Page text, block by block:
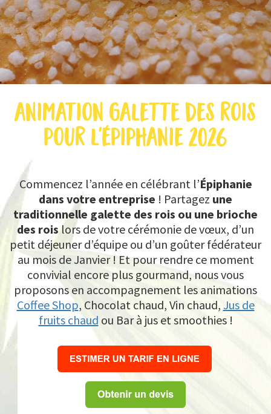
QUI EST
JUJU’S
RÉFÉRENCES
DEVIS
CONTACT
animation galette des rois
pour l'épiphanie 2026
Commencez l’année en célébrant l’Épiphanie
dans votre entreprise ! Partagez une
traditionnelle galette des rois ou une brioche
des roislors de votre cérémonie de vœux, d’un
petit déjeuner d’équipe ou d’un goûter fédérateur
au mois de Janvier ! Et pour rendre ce moment
convivial encore plus gourmand, nous vous
proposons en accompagnement les animations
Coffee Shop, Chocolat chaud, Vin chaud, Jus de
fruits chaud ou Bar à jus et smoothies !